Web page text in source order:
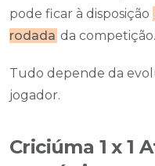
pode ficar à disposição
rodada da competição.
Tudo depende da
jogador.
Criciúma 1 x 1